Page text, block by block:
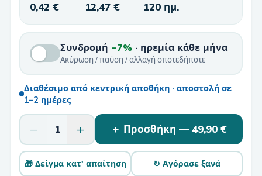
0,42 € 12,47 € 120 ημ.
Συνδρομή −7%· ηρεμία κάθε μήνα
Ακύρωση / παύση / αλλαγή οποτεδήποτε
Διαθέσιμο από κεντρική αποθήκη · αποστολή σε
1–2 ημέρες
− 1 + ＋ Προσθήκη — 49,90 €
🎁 Δείγμα κατ' απαίτηση ↻ Αγόρασε ξανά